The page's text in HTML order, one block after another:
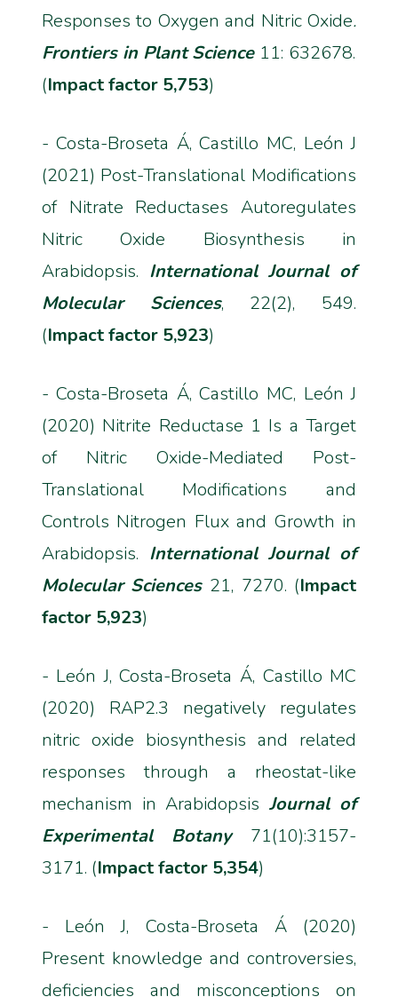
Responses to Oxygen and Nitric Oxide.
Frontiers in Plant Science 11: 632678.
(Impact factor 5,753)
- Costa-Broseta Á, Castillo MC, León J
(2021) Post-Translational Modifications
of Nitrate Reductases Autoregulates
Nitric Oxide Biosynthesis in
Arabidopsis. International Journal of
Molecular Sciences, 22(2), 549.
(Impact factor 5,923)
- Costa-Broseta Á, Castillo MC, León J
(2020) Nitrite Reductase 1 Is a Target
of Nitric Oxide-Mediated Post-
Translational Modifications and
Controls Nitrogen Flux and Growth in
Arabidopsis. International Journal of
Molecular Sciences21, 7270. (Impact
factor 5,923)
- León J, Costa-Broseta Á, Castillo MC
(2020) RAP2.3 negatively regulates
nitric oxide biosynthesis and related
responses through a rheostat-like
mechanism in ArabidopsisJournal of
Experimental Botany71(10):3157-
3171. (Impact factor 5,354)
- León J, Costa-Broseta Á (2020)
Present knowledge and controversies,
deficiencies and misconceptions on